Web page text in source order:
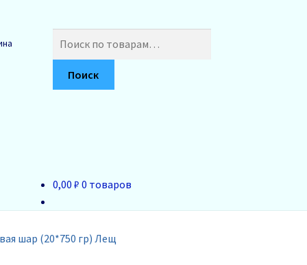
Поиск
0,00 ₽ 0 товаров
шар (20*750 гр) Лещ